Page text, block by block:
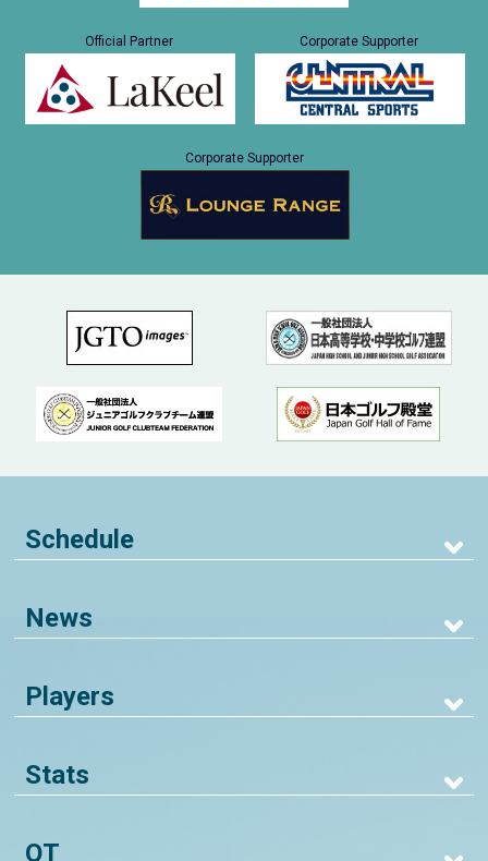
Official Partner Corporate Supporter
Corporate Supporter
Schedule
News
Players
Stats
QT